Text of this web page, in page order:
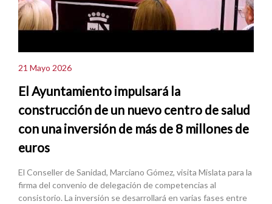
21 Mayo 2026
El Ayuntamiento impulsará la
construcción de un nuevo centro de salud
con una inversión de más de 8 millones de
euros
El Conseller de Sanidad, Marciano Gómez, visita Mislata para la
firma del convenio de delegación de competencias al
consistorio. La inversión se desarrollará en varias fases entre